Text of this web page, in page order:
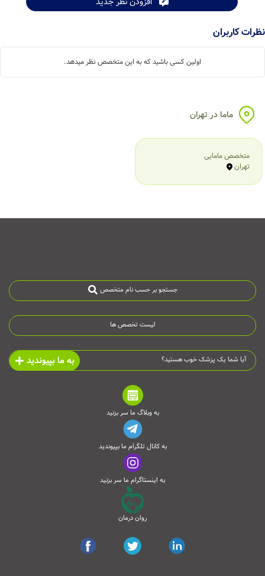
نظرات کاربران
اولین کسی باشید که به این متخصص نظر میدهد.
ماما در تهران
متخصص مامایی
تهران
جستجو بر حسب نام متخصص
لیست تخصص ها
آیا شما یک پزشک خوب هستید؟ به ما بپیوندید
به وبلاگ ما سر بزنید
به کانال تلگرام ما بپیوندید
به اینستاگرام ما سر بزنید
روان درمان